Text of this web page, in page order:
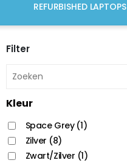
REFURBISHED LAPTOPS
Filter
Kleur
Space Grey (1)
Zilver (8)
Zwart/Zilver (1)